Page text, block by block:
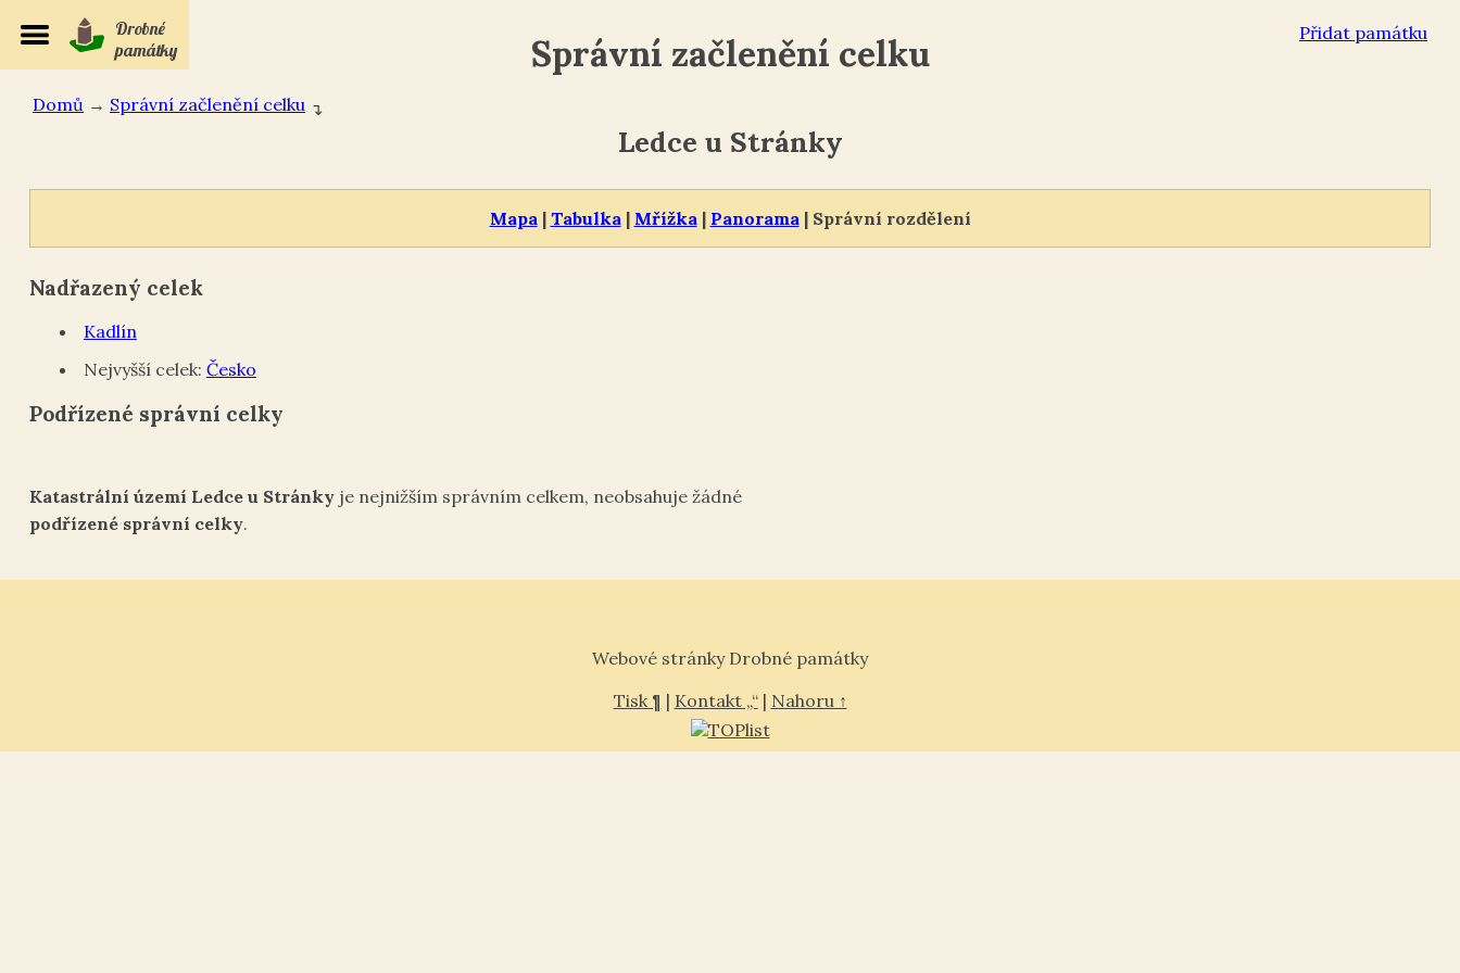
Přidat památku
Drobné
památky
Správní začlenění celku
Domů → Správní začlenění celku ↴
Mapa | Tabulka | Mřížka | Panorama | Správní rozdělení
Ledce u Stránky
Nadřazený celek
Kadlín
Nejvyšší celek: Česko
Podřízené správní celky
Katastrální území Ledce u Stránkyje nejnižším správním celkem, neobsahuje žádné
podřízené správní celky.
Webové stránky Drobné památky
Tisk ¶ | Kontakt „“| Nahoru ↑